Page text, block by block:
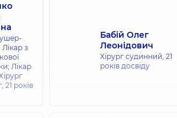
Лікар з
Лікар
21 років
Бабій Олег
Леонідович
Хірург судинний, 21
років досвіду